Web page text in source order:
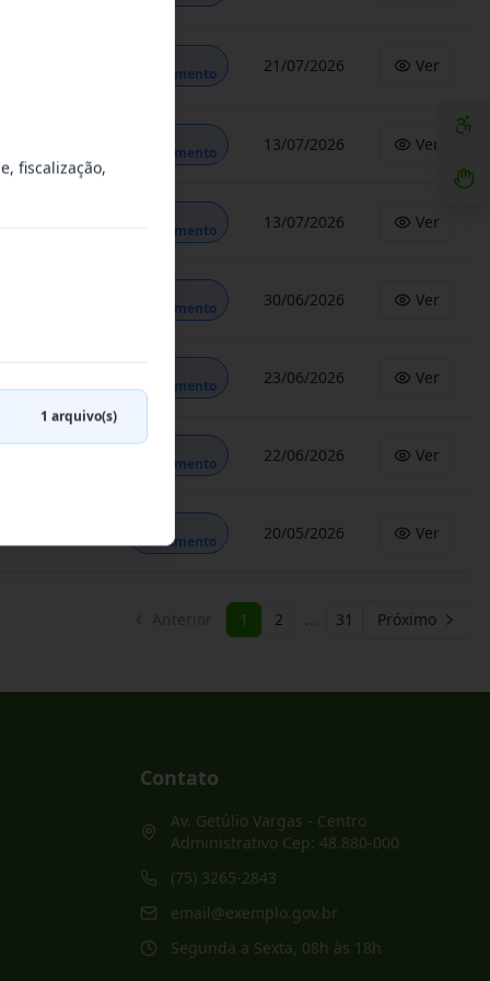
Andamento
21/07/2026 Ver
Andamento
13/07/2026 Ver
Andamento
13/07/2026 Ver
Andamento
30/06/2026 Ver
Andamento
23/06/2026 Ver
Em
Andamento
22/06/2026 Ver
Andamento
20/05/2026 Ver
1 2 … 31 Próximo
Contato
Av. Getúlio Vargas - Centro
Administrativo Cep: 48.880-000
(75) 3265-2843
email@exemplo.gov.br
Segunda a Sexta, 08h às 18h
fiscalização,
1 arquivo(s)